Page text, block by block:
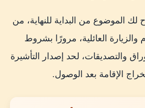
تجهيز المستندات المصدقة
إدخال بيانات أفراد الأسرة
الموضوع من البداية للنهاية، من
والزيارة العائلية، مرورًا بشروط
والتصديقات، لحد إصدار التأشيرة
الإقامة بعد الوصول.